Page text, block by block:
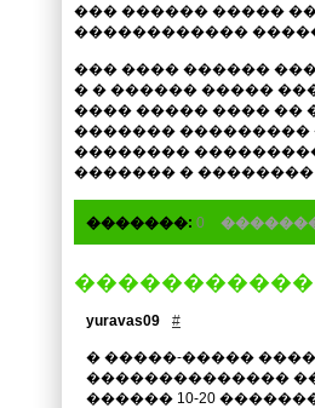
��� ������ �����
������������
��� ���� ������
� � ������ �����
���� ����� ���� ��
�������
��������
������� � ��������
�������: 0
�����������
yuravas09 #
� �����-�����
��������������
������ 10-20